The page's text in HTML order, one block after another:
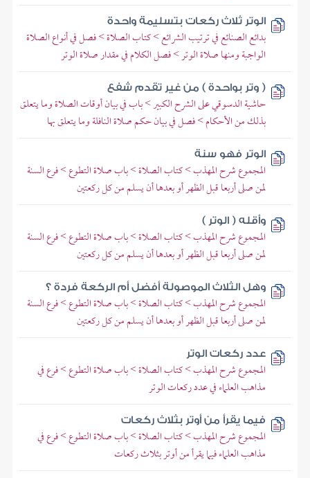
الوتر ثلاث ركعات بتسليمة واحدة
بدائع الصنائع في ترتيب الشرائع > كتاب الصلاة > فصل في أنواع الصلاة
الواجبة ومنها صلاة الوتر > فصل الكلام في مقدار صلاة الوتر
( وتر بواحدة ) من غير تقدم شفع
حاشية الدسوقي على الشرح الكبير > باب في بيان أوقات الصلاة وما يتعلق
بذلك من الأحكام > فصل في بيان حكم صلاة النافلة وما يتعلق بها
الوتر فهو سنة
المجموع شرح المهذب > كتاب الصلاة > باب صلاة التطوع > فرع السنة
لمن صلى أربعا قبل الظهر أو بعدها أن يسلم من كل ركعتين
وأقله ( الوتر )
المجموع شرح المهذب > كتاب الصلاة > باب صلاة التطوع > فرع السنة
لمن صلى أربعا قبل الظهر أو بعدها أن يسلم من كل ركعتين
وهل الثلاث الموصولة أفضل أم الركعة فردة ؟
المجموع شرح المهذب > كتاب الصلاة > باب صلاة التطوع > فرع السنة
لمن صلى أربعا قبل الظهر أو بعدها أن يسلم من كل ركعتين
عدد ركعات الوتر
المجموع شرح المهذب > كتاب الصلاة > باب صلاة التطوع > فرع في
مذاهب العلماء في عدد ركعات الوتر
فيما يقرأ من أوتر بثلاث ركعات
المجموع شرح المهذب > كتاب الصلاة > باب صلاة التطوع > فرع في
مذاهب العلماء فيما يقرأ من أوتر بثلاث ركعات